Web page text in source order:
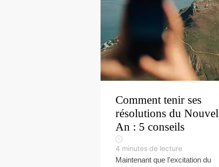
Comment tenir ses
résolutions du Nouvel
An : 5 conseils
4 minutes de lecture
Maintenant que l'excitation du